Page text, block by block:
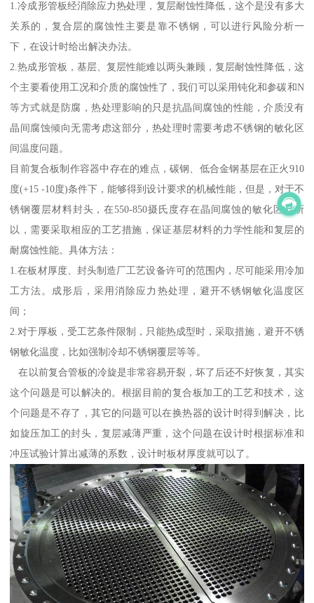
1.冷成形管板经消除应力热处理，复层耐蚀性降低，这个是没有多大
关系的，复合层的腐蚀性主要是靠不锈钢，可以进行风险分析一
下，在设计时给出解决办法。
2.热成形管板，基层、复层性能难以两头兼顾，复层耐蚀性降低，这
个主要看使用工况和介质的腐蚀性了，我们可以采用钝化和参碳和N
等方式就是防腐，热处理影响的只是抗晶间腐蚀的性能，介质没有
晶间腐蚀倾向无需考虑这部分，热处理时需要考虑不锈钢的敏化区
间温度问题。
目前复合板制作容器中存在的难点，碳钢、低合金钢基层在正火910
度(+15 -10度)条件下，能够得到设计要求的机械性能，但是，对于不
锈钢覆层材料封头，在550-850摄氏度存在晶间腐蚀的敏化区，所
以，需要采取相应的工艺措施，保证基层材料的力学性能和复层的
耐腐蚀性能。具体方法：
1.在板材厚度、封头制造厂工艺设备许可的范围内，尽可能采用冷加
工方法。成形后，采用消除应力热处理，避开不锈钢敏化温度区
间；
2.对于厚板，受工艺条件限制，只能热成型时，采取措施，避开不锈
钢敏化温度，比如强制冷却不锈钢覆层等等。
在以前复合管板的冷旋是非常容易开裂，坏了后还不好恢复，其实
这个问题是可以解决的。根据目前的复合板加工的工艺和技术，这
个问题是不存了，其它的问题可以在换热器的设计时得到解决，比
如旋压加工的封头，复层减薄严重，这个问题在设计时根据标准和
冲压试验计算出减薄的系数，设计时板材厚度就可以了。